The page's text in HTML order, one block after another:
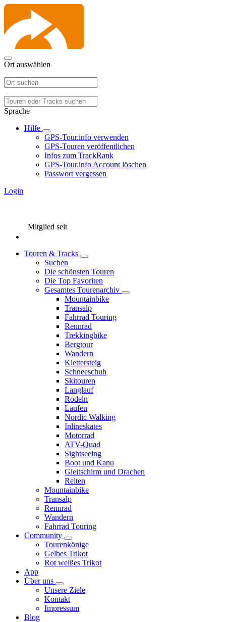
Ort auswählen
Sprache
Hilfe
GPS-Tour.info verwenden
GPS-Touren veröffentlichen
Infos zum TrackRank
GPS-Tour.info Account löschen
Passwort vergessen
Login
Mitglied seit
Touren & Tracks
Suchen
Die schönsten Touren
Die Top Favoriten
Gesamtes Tourenarchiv
Mountainbike
Transalp
Fahrrad Touring
Rennrad
Trekkingbike
Bergtour
Wandern
Klettersteig
Schneeschuh
Skitouren
Langlauf
Rodeln
Laufen
Nordic Walking
Inlineskates
Motorrad
ATV-Quad
Sightseeing
Boot und Kanu
Gleitschirm und Drachen
Reiten
Mountainbike
Transalp
Rennrad
Wandern
Fahrrad Touring
Community
Tourenkönige
Gelbes Trikot
Rot weißes Trikot
App
Über uns
Unsere Ziele
Kontakt
Impressum
Blog